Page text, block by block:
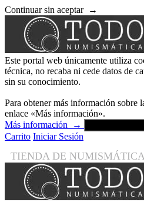
Continuar sin aceptar →
Este portal web únicamente utiliza
técnica, no recaba ni cede datos de
sin su conocimiento.
Para obtener más información sobre
enlace «Más información».
Más información
→
Carrito Iniciar Sesión
TIENDA DE